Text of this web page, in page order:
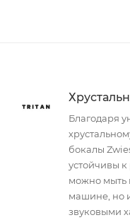
Благодаря
бокалы
устойчивы
можно мыть
машине, но
звуковыми